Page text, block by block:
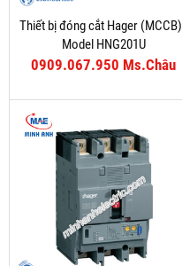
Thiết bị đóng cắt Hager
Model HNG201U
0909.067.950 Ms.Châu